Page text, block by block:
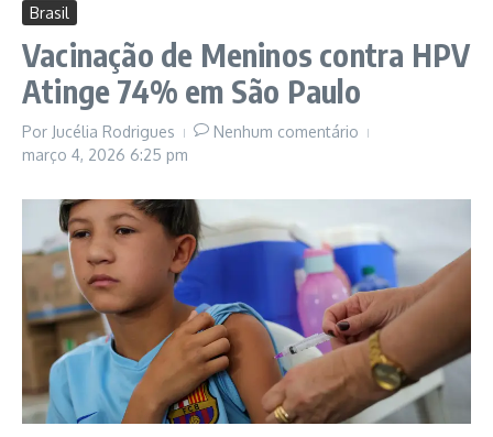
Brasil
Vacinação de Meninos contra HPV
Atinge 74% em São Paulo
Por Jucélia Rodrigues
Nenhum comentário
março 4, 2026 6:25 pm